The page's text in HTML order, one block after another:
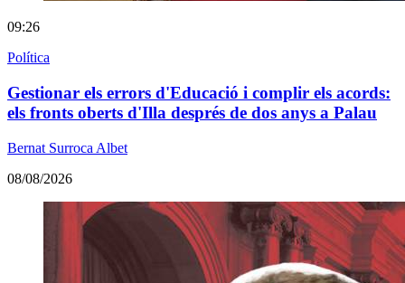
09:26
Política
Gestionar els errors d'Educació i complir els acords:
els fronts oberts d'Illa després de dos anys a Palau
Bernat Surroca Albet
08/08/2026